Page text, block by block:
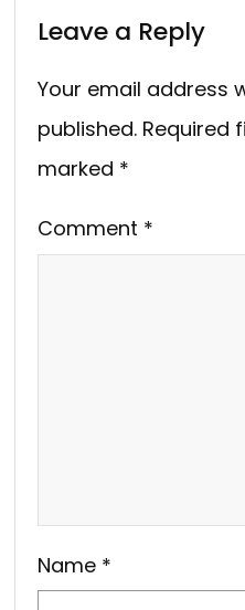
Leave a Reply
Your email address
published. Required
marked *
Comment *
Name *